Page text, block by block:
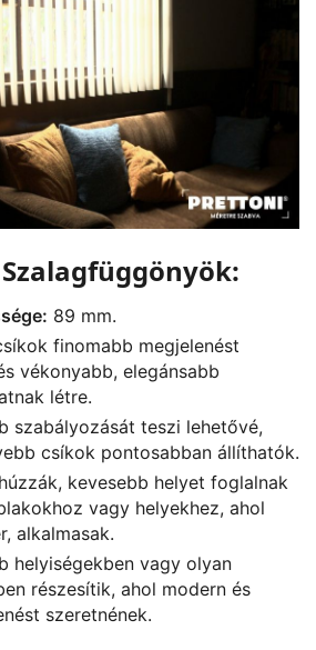
89 mm.
finomabb megjelenést
vékonyabb, elegánsabb
létre.
szabályozását teszi lehetővé,
csíkok pontosabban állíthatók.
kevesebb helyet foglalnak
vagy helyekhez, ahol
alkalmasak.
helyiségekben vagy olyan
részesítik, ahol modern és
szeretnének.